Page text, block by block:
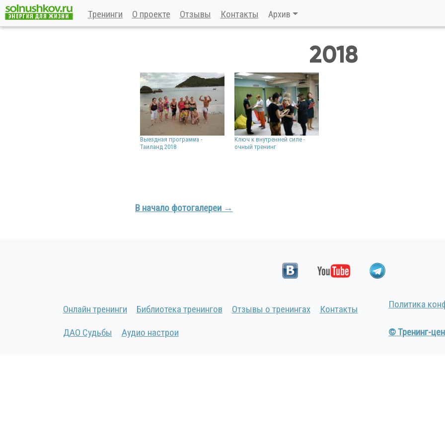
Тренинги О проекте Отзывы Контакты Архив
2018
Выездная программа -
Таиланд 2018
Ключ к внутренней силе -
очный тренинг
В начало фотогалереи →
Онлайн тренинги Библиотека тренингов Отзывы о тренингах Контакты
ДАО Судьбы Аудио настрои
Политика
© Тренинг-